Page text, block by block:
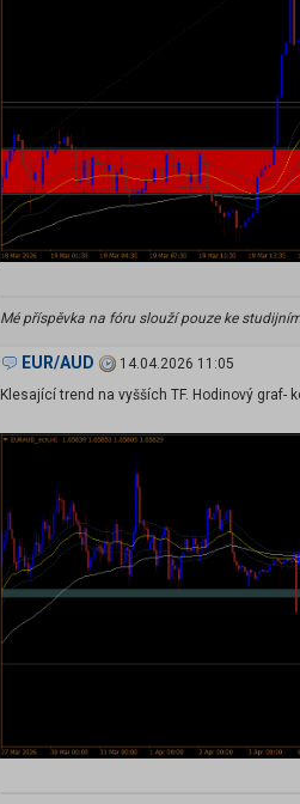
Mé příspěvka na fóru slouží pouze ke
EUR/AUD
14.04.2026 11:05
Klesající trend na vyšších TF. Hodinový graf-